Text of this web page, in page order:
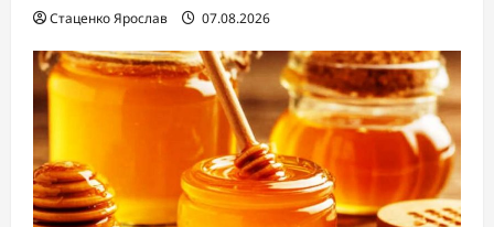
Стаценко Ярослав 07.08.2026